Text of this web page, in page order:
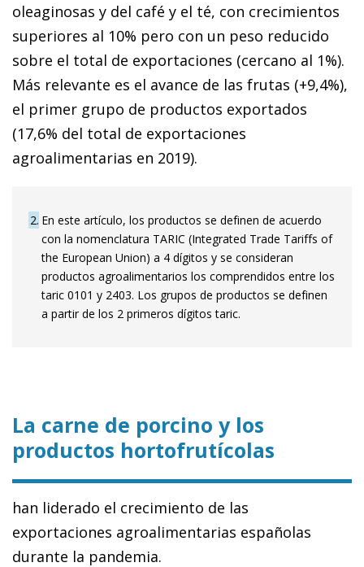
oleaginosas y del café y el té, con crecimientos
superiores al 10% pero con un peso reducido
sobre el total de exportaciones (cercano al 1%).
Más relevante es el avance de las frutas (+9,4%),
el primer grupo de productos exportados
(17,6% del total de exportaciones
agroalimentarias en 2019).
2 En este artículo, los productos se definen de acuerdo
con la nomenclatura TARIC (Integrated Trade Tariffs of
the European Union) a 4 dígitos y se consideran
productos agroalimentarios los comprendidos entre los
taric 0101 y 2403. Los grupos de productos se definen
a partir de los 2 primeros dígitos taric.
La carne de porcino y los
productos hortofrutícolas
han liderado el crecimiento de las
exportaciones agroalimentarias españolas
durante la pandemia.